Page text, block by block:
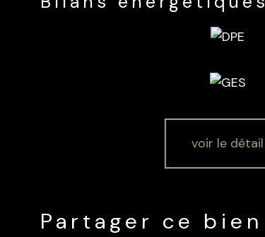
voir le détail
Partager ce bien